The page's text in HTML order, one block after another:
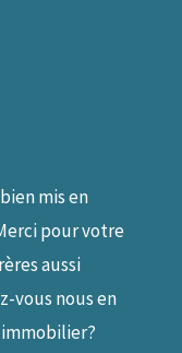
mis en
pour votre
aussi
vous nous en